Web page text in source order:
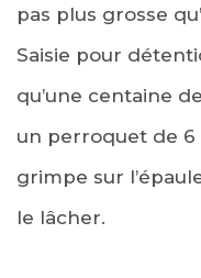
pas plus grosse
Saisie pour
qu’une centaine
un perroquet de 6
grimpe sur
le lâcher.